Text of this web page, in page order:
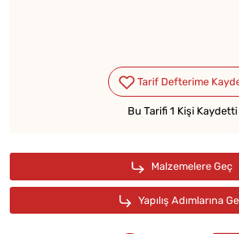
Bu Tarifi 1 Kişi Kaydetti